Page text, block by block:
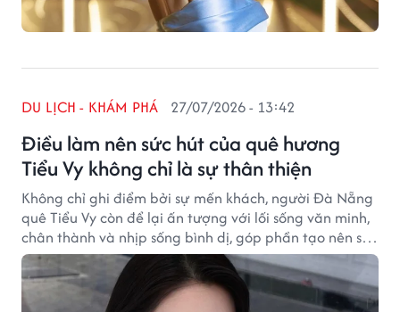
Điều làm nên sức hút của quê hương
Tiểu Vy không chỉ là sự thân thiện
DU LỊCH - KHÁM PHÁ 27/07/2026 - 13:42
Không chỉ ghi điểm bởi sự mến khách, người Đà Nẵng
quê Tiểu Vy còn để lại ấn tượng với lối sống văn minh,
chân thành và nhịp sống bình dị, góp phần tạo nên sức
hút riêng cho thành phố biển miền Trung.